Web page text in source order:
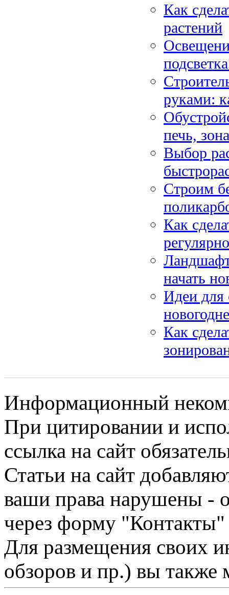
Как
растений
руками:
печь,
Выбор
Строим
Как
начать
Идеи для
Как
Информационный
При цитировании и
ссылка на сайт
Статьи на сайт
ваши права нарушены -
через форму "Контакты"
Для размещения своих
обзоров и пр.) вы также